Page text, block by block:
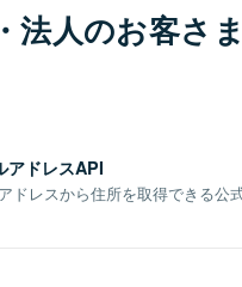
法人のお客さ
アドレスAPI
ドレスから住所を取得できる公